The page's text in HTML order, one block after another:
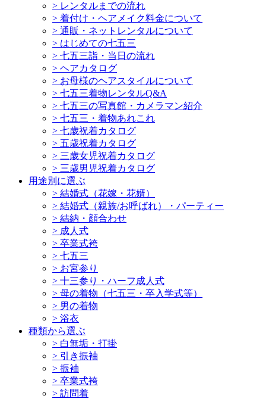
> レンタルまでの流れ
> 着付け・ヘアメイク料金について
> 通販・ネットレンタルについて
> はじめての七五三
> 七五三詣・当日の流れ
> ヘアカタログ
> お母様のヘアスタイルについて
> 七五三着物レンタルQ&A
> 七五三の写真館・カメラマン紹介
> 七五三・着物あれこれ
> 七歳祝着カタログ
> 五歳祝着カタログ
> 三歳女児祝着カタログ
> 三歳男児祝着カタログ
用途別に選ぶ
> 結婚式（花嫁・花婿）
> 結婚式（親族/お呼ばれ）・パーティー
> 結納・顔合わせ
> 成人式
> 卒業式袴
> 七五三
> お宮参り
> 十三参り・ハーフ成人式
> 母の着物（七五三・卒入学式等）
> 男の着物
> 浴衣
種類から選ぶ
> 白無垢・打掛
> 引き振袖
> 振袖
> 卒業式袴
> 訪問着